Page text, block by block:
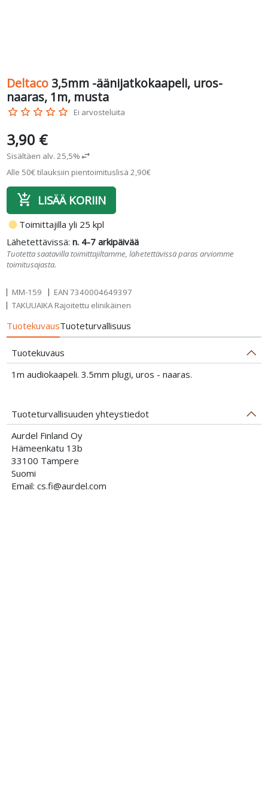
Deltaco 3,5mm -äänijatkokaapeli, uros-
naaras, 1m, musta
star_border star_border star_border star_border star_border Ei arvosteluita
3,90 €
Sisältäen alv. 25,5%swap_horiz
Alle 50€ tilauksiin pientoimituslisä 2,90€
add_shopping_cart LISÄÄ KORIIN
fiber_manual_record Toimittajilla yli 25 kpl
Lähetettävissä:n. 4-7 arkipäivää
Tuotetta saatavilla toimittajiltamme, lähetettävissä paras arviomme
toimitusajasta.
MM-159 EAN 7340004649397
TAKUUAIKA Rajoitettu elinikäinen
TuotekuvausTuoteturvallisuus
Tuotekuvaus
1m audiokaapeli. 3.5mm plugi, uros - naaras.
Tuoteturvallisuuden yhteystiedot
Aurdel Finland Oy
Hämeenkatu 13b
33100 Tampere
Suomi
Email: cs.fi@aurdel.com